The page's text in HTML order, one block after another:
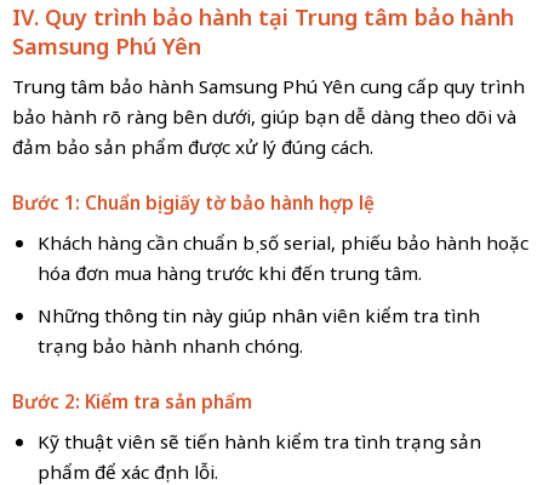
IV. Quy trình bảo hành tại Trung tâm bảo hành
Samsung Phú Yên
Trung tâm bảo hành Samsung Phú Yên cung cấp quy trình
bảo hành rõ ràng bên dưới, giúp bạn dễ dàng theo dõi và
đảm bảo sản phẩm được xử lý đúng cách.
Bước 1: Chuẩn bị giấy tờ bảo hành hợp lệ
Khách hàng cần chuẩn bị số serial, phiếu bảo hành hoặc
hóa đơn mua hàng trước khi đến trung tâm.
Những thông tin này giúp nhân viên kiểm tra tình
trạng bảo hành nhanh chóng.
Bước 2: Kiểm tra sản phẩm
Kỹ thuật viên sẽ tiến hành kiểm tra tình trạng sản
phẩm để xác định lỗi.